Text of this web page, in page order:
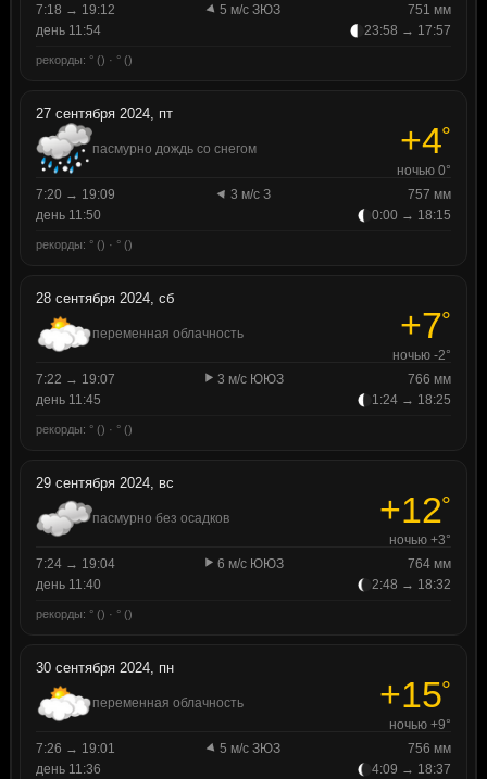
7:18 → 19:12
5 м/с ЗЮЗ
751 мм
день 11:54
23:58 → 17:57
рекорды: ° () · ° ()
27 сентября 2024, пт
пасмурно дождь со снегом +4°
ночью 0°
7:20 → 19:09
3 м/с З
757 мм
день 11:50
0:00 → 18:15
рекорды: ° () · ° ()
28 сентября 2024, сб
переменная облачность +7°
ночью -2°
7:22 → 19:07
3 м/с ЮЮЗ
766 мм
день 11:45
1:24 → 18:25
рекорды: ° () · ° ()
29 сентября 2024, вс
пасмурно без осадков +12°
ночью +3°
7:24 → 19:04
6 м/с ЮЮЗ
764 мм
день 11:40
2:48 → 18:32
рекорды: ° () · ° ()
30 сентября 2024, пн
переменная облачность +15°
ночью +9°
7:26 → 19:01
5 м/с ЗЮЗ
756 мм
день 11:36
4:09 → 18:37